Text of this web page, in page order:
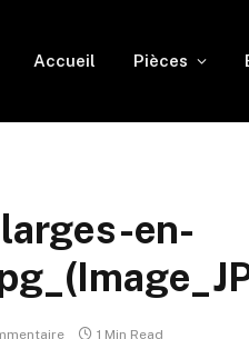
Accueil Pièces
en-
1 Min Read